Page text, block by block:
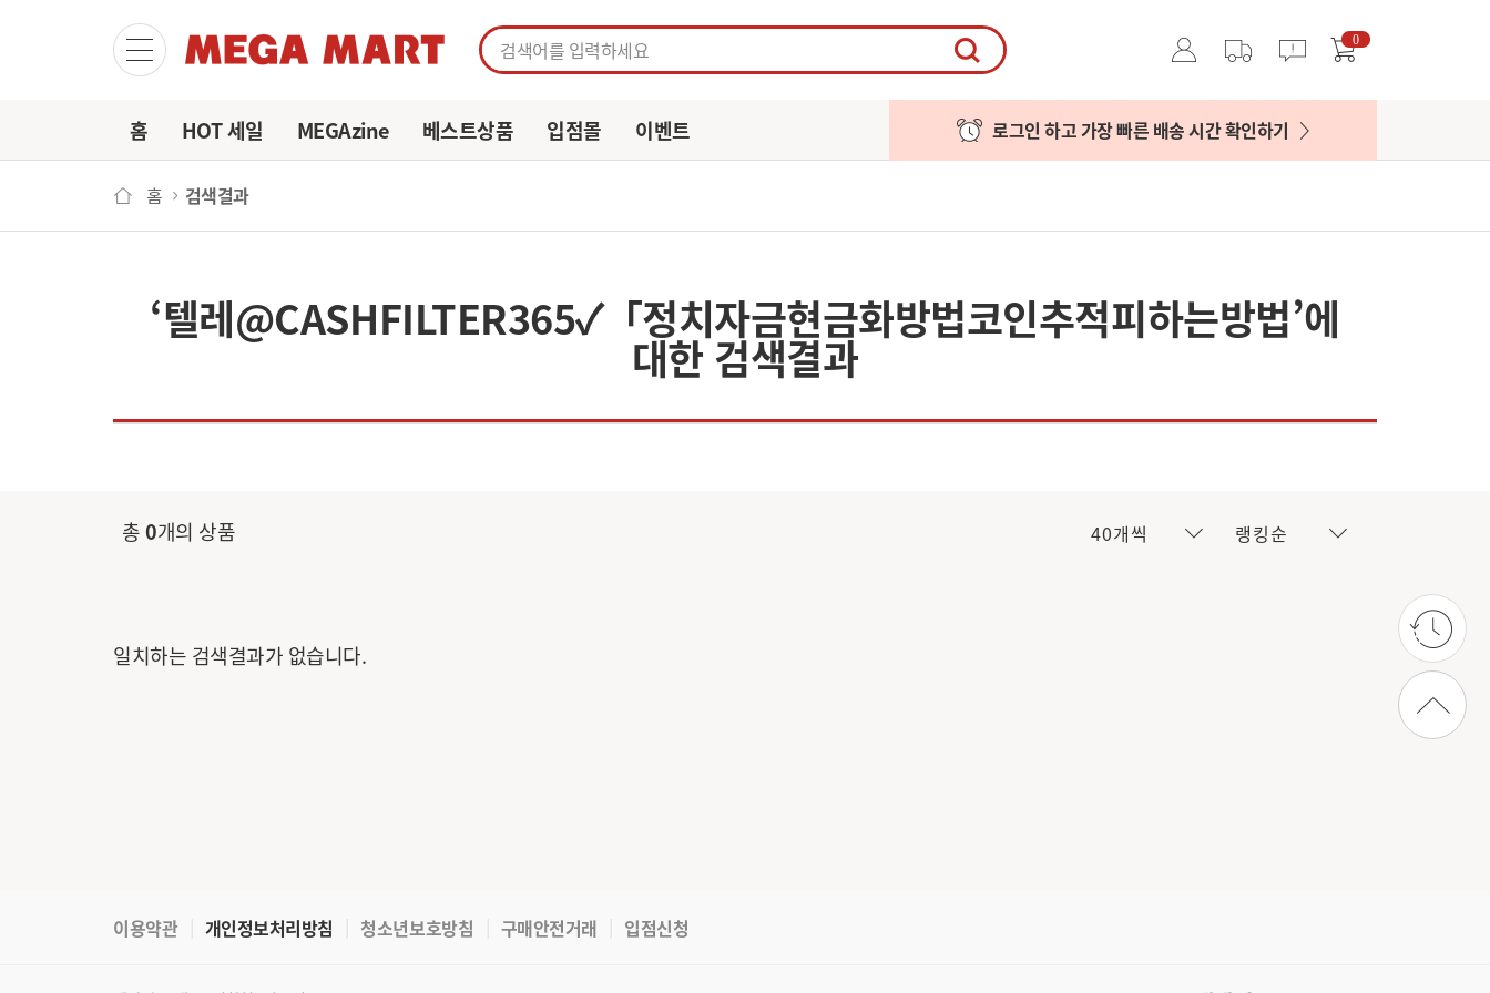
마이페이지주문/배송알림 장바구니 0
홈 HOT 세일 MEGAzine 베스트상품 입점몰 이벤트 로그인 하고 가장 빠른 배송 시간 확인하기
홈 검색결과
‘텔레@CASHFILTER365✓「정치자금현금화방법코인추적피하는방법’에
대한 검색결과
총0개의 상품 40개씩 랭킹순
일치하는 검색결과가 없습니다.
이용약관 개인정보처리방침 청소년보호방침 구매안전거래 입점신청